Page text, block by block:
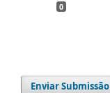
0
Enviar Submissão